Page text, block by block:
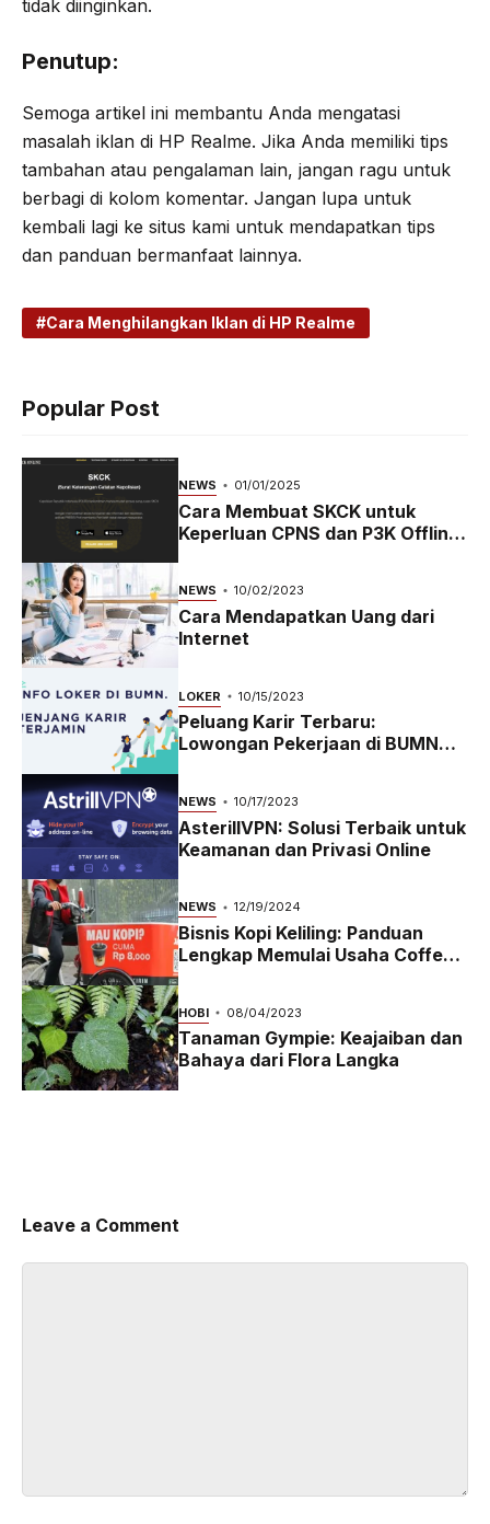
tidak diinginkan.
Penutup:
Semoga artikel ini membantu Anda mengatasi
masalah iklan di HP Realme. Jika Anda memiliki tips
tambahan atau pengalaman lain, jangan ragu untuk
berbagi di kolom komentar. Jangan lupa untuk
kembali lagi ke situs kami untuk mendapatkan tips
dan panduan bermanfaat lainnya.
Cara Menghilangkan Iklan di HP Realme
Popular Post
NEWS 01/01/2025
Cara Membuat SKCK untuk
Keperluan CPNS dan P3K Offline
NEWS 10/02/2023
Cara Mendapatkan Uang dari
Internet
LOKER 10/15/2023
Peluang Karir Terbaru:
Lowongan Pekerjaan di BUMN
NEWS 10/17/2023
AsterillVPN: Solusi Terbaik untuk
Keamanan dan Privasi Online
NEWS 12/19/2024
Bisnis Kopi Keliling: Panduan
Lengkap Memulai Usaha Coffee
Bike yang Menguntungkan di
2024
HOBI 08/04/2023
Tanaman Gympie: Keajaiban dan
Bahaya dari Flora Langka
Leave a Comment